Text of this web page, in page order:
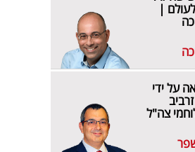
|
על ידי
צה"ל